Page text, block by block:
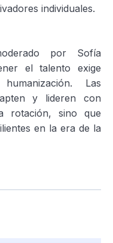
individuales.
por Sofía
el talento exige
Las
y lideren con
rotación, sino que
en la era de la